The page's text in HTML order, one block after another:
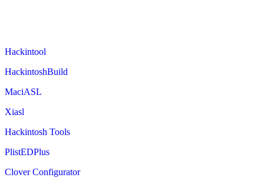
Hackintool
HackintoshBuild
MaciASL
Xiasl
Hackintosh Tools
PlistEDPlus
Clover Configurator